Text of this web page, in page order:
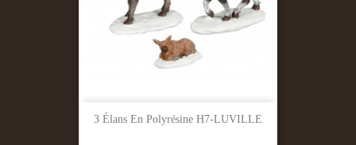
3 Élans En Polyrésine H7-LUVILLE